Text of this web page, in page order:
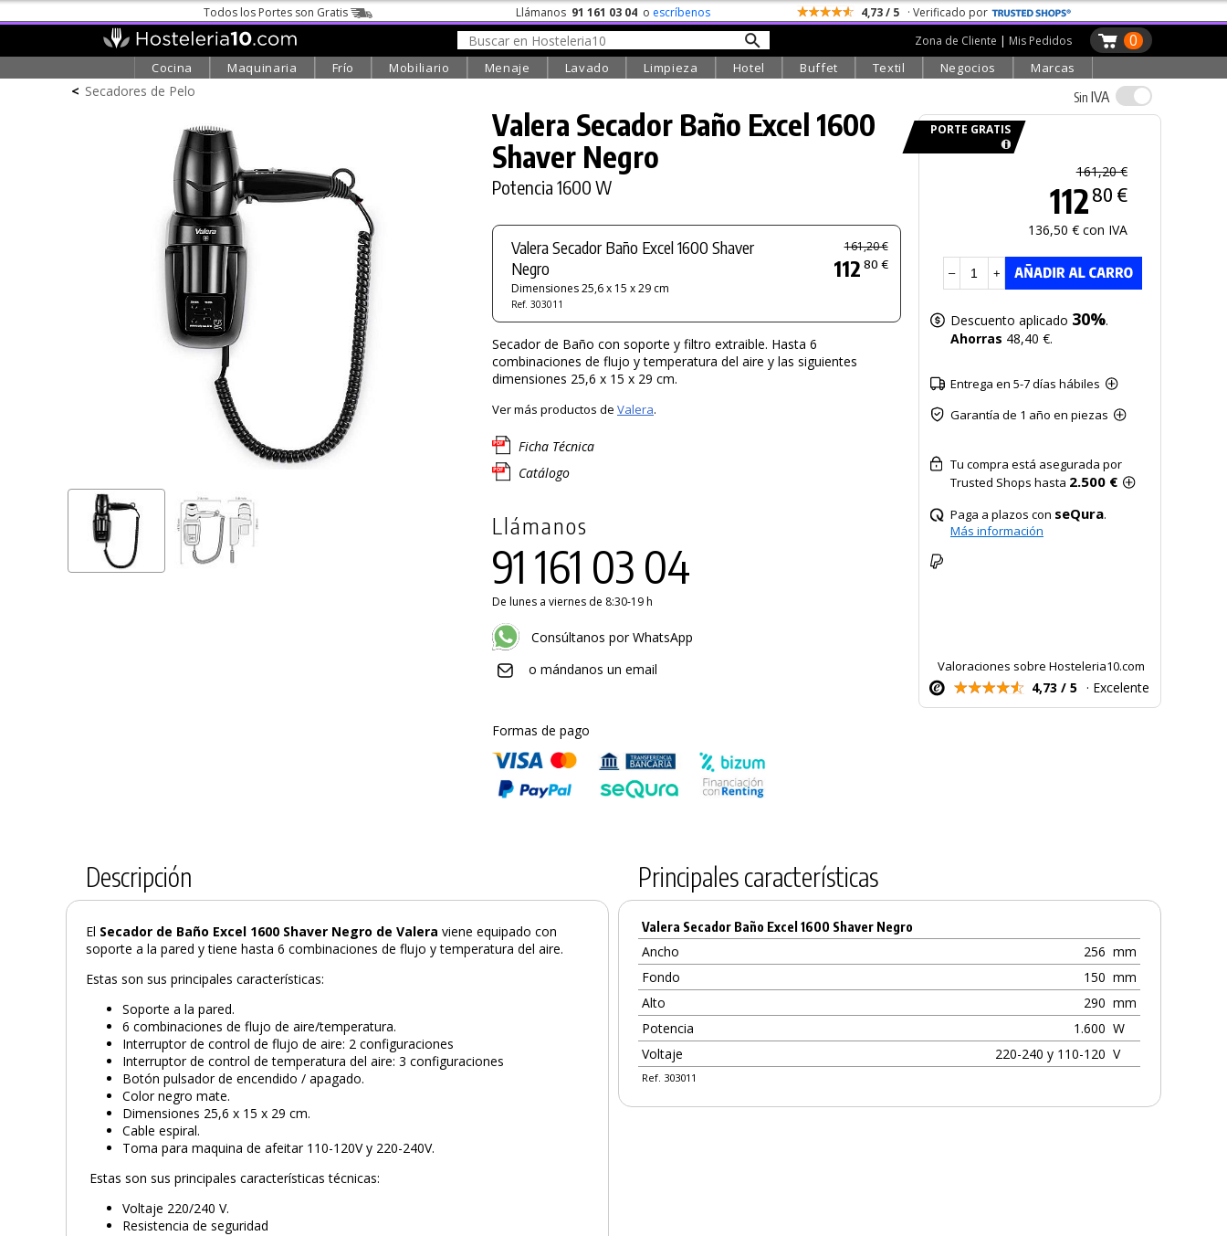
Todos los Portes son Gratis Llámanos 91 161 03 04 o escríbenos 4,73 / 5 · Verificado por
0
Zona de Cliente | Mis Pedidos
Cocina Maquinaria Frío Mobiliario Menaje Lavado Limpieza Hotel Buffet Textil Negocios Marcas
< Secadores de Pelo
Valera Secador Baño Excel 1600
Shaver Negro
Potencia 1600 W
Valera Secador Baño Excel 1600 Shaver
Negro
Dimensiones 25,6 x 15 x 29 cm
Ref. 303011
161,20 €
112 80 €
Secador de Baño con soporte y filtro extraible. Hasta 6
combinaciones de flujo y temperatura del aire y las siguientes
dimensiones 25,6 x 15 x 29 cm.
Ver más productos de Valera.
Ficha Técnica
Catálogo
Llámanos
91 161 03 04
De lunes a viernes de 8:30-19 h
Consúltanos por WhatsApp
o mándanos un email
Formas de pago
Sin IVA
PORTE GRATIS
161,20 €
112 80 €
136,50 € con IVA
– +
Descuento aplicado 30%.
Ahorras 48,40 €.
Entrega en 5-7 días hábiles
Garantía de 1 año en piezas
Tu compra está asegurada por
Trusted Shops hasta 2.500 €
Paga a plazos con seQura.
Más información
Valoraciones sobre Hosteleria10.com
4,73 / 5 · Excelente
Descripción
El Secador de Baño Excel 1600 Shaver Negro de Valeraviene equipado con
soporte a la pared y tiene hasta 6 combinaciones de flujo y temperatura del aire.
Estas son sus principales características:
Soporte a la pared.
6 combinaciones de flujo de aire/temperatura.
Interruptor de control de flujo de aire: 2 configuraciones
Interruptor de control de temperatura del aire: 3 configuraciones
Botón pulsador de encendido / apagado.
Color negro mate.
Dimensiones 25,6 x 15 x 29 cm.
Cable espiral.
Toma para maquina de afeitar 110-120V y 220-240V.
Estas son sus principales características técnicas:
Voltaje 220/240 V.
Resistencia de seguridad
Principales características
Valera Secador Baño Excel 1600 Shaver Negro
Ancho 256 mm
Fondo
150 mm
Alto
290 mm
Potencia
1.600 W
Voltaje
220-240 y 110-120 V
Ref. 303011